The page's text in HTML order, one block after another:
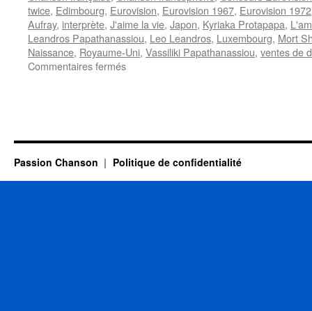
twice, Edimbourg, Eurovision, Eurovision 1967, Eurovision 1972
Aufray, interprète, J'aime la vie, Japon, Kyriaka Protapapa,
Leandros Papathanassiou, Leo Leandros, Luxembourg, Mort
Naissance, Royaume-Uni, Vassiliki Papathanassiou, ventes de
Commentaires ferméssur
Passion Chanson Politique de confidentialité